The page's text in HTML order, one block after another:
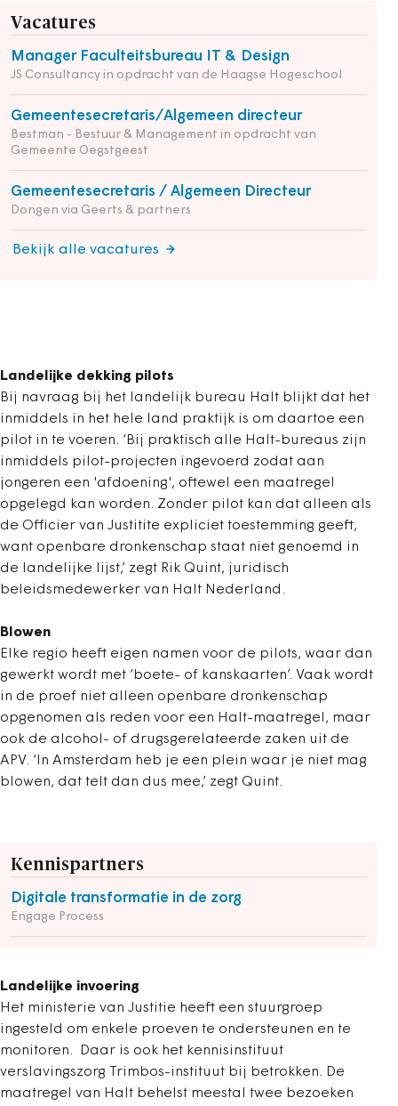
Vacatures
Manager Faculteitsbureau IT & Design
JS Consultancy in opdracht van de Haagse Hogeschool
Gemeentesecretaris/Algemeen directeur
Bestman - Bestuur & Management in opdracht van
Gemeente Oegstgeest
Gemeentesecretaris / Algemeen Directeur
Dongen via Geerts & partners
Bekijk alle vacatures
Landelijke dekking pilots
Bij navraag bij het landelijk bureau Halt blijkt dat het
inmiddels in het hele land praktijk is om daartoe een
pilot in te voeren. ‘Bij praktisch alle Halt-bureaus zijn
inmiddels pilot-projecten ingevoerd zodat aan
jongeren een 'afdoening', oftewel een maatregel
opgelegd kan worden. Zonder pilot kan dat alleen als
de Officier van Justitite expliciet toestemming geeft,
want openbare dronkenschap staat niet genoemd in
de landelijke lijst,’ zegt Rik Quint, juridisch
beleidsmedewerker van Halt Nederland.
Blowen
Elke regio heeft eigen namen voor de pilots, waar dan
gewerkt wordt met ‘boete- of kanskaarten’. Vaak wordt
in de proef niet alleen openbare dronkenschap
opgenomen als reden voor een Halt-maatregel, maar
ook de alcohol- of drugsgerelateerde zaken uit de
APV. ‘In Amsterdam heb je een plein waar je niet mag
blowen, dat telt dan dus mee,’ zegt Quint.
Kennispartners
Digitale transformatie in de zorg
Engage Process
Landelijke invoering
Het ministerie van Justitie heeft een stuurgroep
ingesteld om enkele proeven te ondersteunen en te
monitoren. Daar is ook het kennisinstituut
verslavingszorg Trimbos-instituut bij betrokken. De
maatregel van Halt behelst meestal twee bezoeken